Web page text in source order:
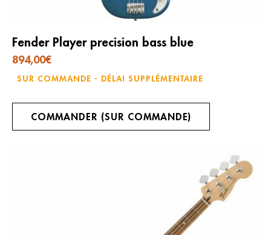
Fender Player precision bass blue
894,00€
SUR COMMANDE - DÉLAI SUPPLÉMENTAIRE
COMMANDER (SUR COMMANDE)